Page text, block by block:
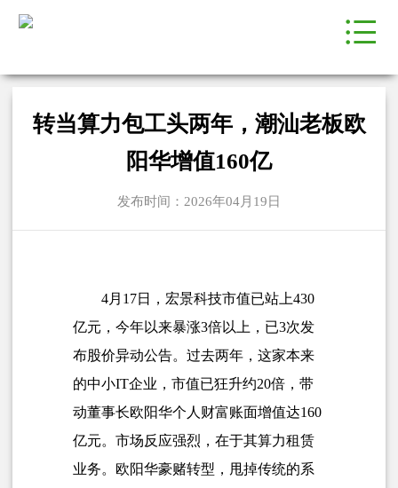
转当算力包工头两年，潮汕老板欧
阳华增值160亿
发布时间：2026年04月19日
4月17日， 宏景科技市值已站上430
亿元，今年以来暴涨3倍以上，已3次发
布股价异动公告。过去两年，这家本来
的中小IT企业，市值已狂升约20倍，带
动董事长欧阳华个人财富账面增值达160
亿元。市场反应强烈，在于其算力租赁
业务。欧阳华豪赌转型，甩掉传统的系